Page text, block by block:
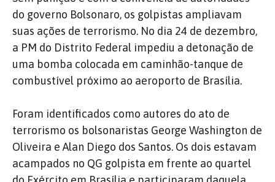
do governo Bolsonaro, os golpistas ampliavam
suas ações de terrorismo. No dia 24 de dezembro,
a PM do Distrito Federal impediu a detonação de
uma bomba colocada em caminhão-tanque de
combustível próximo ao aeroporto de Brasília.
Foram identificados como autores do ato de
terrorismo os bolsonaristas George Washington de
Oliveira e Alan Diego dos Santos. Os dois estavam
acampados no QG golpista em frente ao quartel